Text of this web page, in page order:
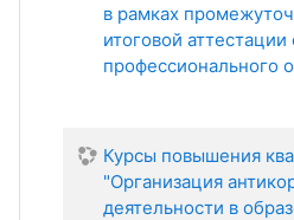
в рамках
итоговой
профессионального
Курсы повышения
"Организация
деятельности в